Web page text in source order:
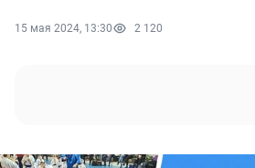
15 мая 2024, 13:30 2 120